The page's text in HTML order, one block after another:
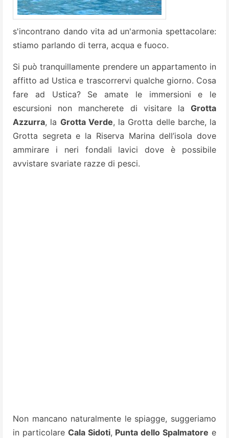
s'incontrano dando vita ad un'armonia spettacolare:
stiamo parlando di terra, acqua e fuoco.
Si può tranquillamente prendere un appartamento in
affitto ad Ustica e trascorrervi qualche giorno. Cosa
fare ad Ustica? Se amate le immersioni e le
escursioni non mancherete di visitare la Grotta
Azzurra, la Grotta Verde, la Grotta delle barche, la
Grotta segreta e la Riserva Marina dell’isola dove
ammirare i neri fondali lavici dove è possibile
avvistare svariate razze di pesci.
Non mancano naturalmente le spiagge, suggeriamo
in particolare Cala Sidoti, Punta dello Spalmatore e